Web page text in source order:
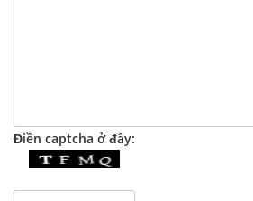
Điền captcha ở đây: